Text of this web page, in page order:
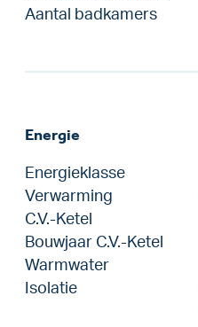
Aantal badkamers
Energie
Energieklasse
Verwarming
C.V.-Ketel
Bouwjaar C.V.-Ketel
Warmwater
Isolatie